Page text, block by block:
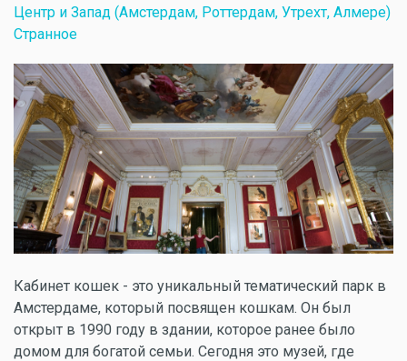
Центр и Запад (Амстердам, Роттердам, Утрехт, Алмере)
Странное
Кабинет кошек - это уникальный тематический парк в
Амстердаме, который посвящен кошкам. Он был
открыт в 1990 году в здании, которое ранее было
домом для богатой семьи. Сегодня это музей, где